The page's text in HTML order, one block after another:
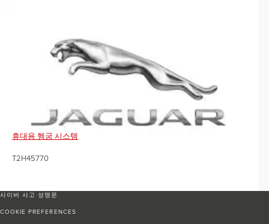
휴대용 헹굼 시스템
T2H45770
사이버 사고 성명문
COOKIE PREFERENCES